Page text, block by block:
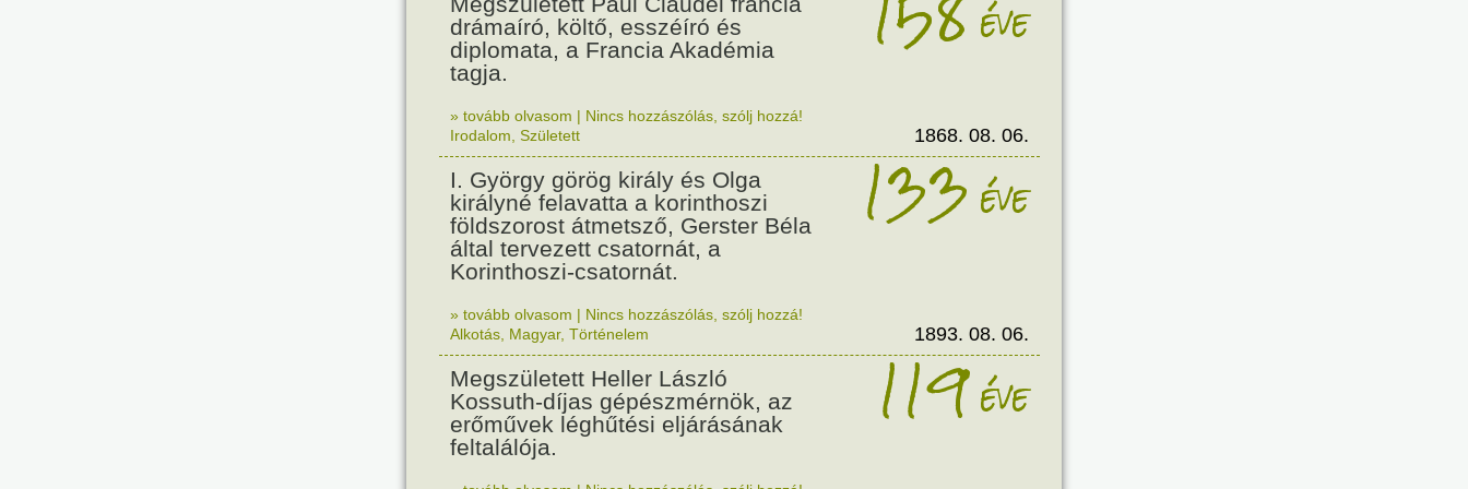
drámaíró, költő, esszéíró és
diplomata, a Francia Akadémia
tagja.
éve
» tovább olvasom | Nincs hozzászólás, szólj hozzá!
Irodalom Született 1868. 08. 06.
I. György görög király és Olga
királyné felavatta a korinthoszi
földszorost átmetsző, Gerster Béla
által tervezett csatornát, a
Korinthoszi-csatornát.
133éve
» tovább olvasom | Nincs hozzászólás, szólj hozzá!
Alkotás Magyar, Történelem 1893. 08. 06.
Megszületett Heller László
Kossuth-díjas gépészmérnök, az
erőművek léghűtési eljárásának
feltalálója.
119éve